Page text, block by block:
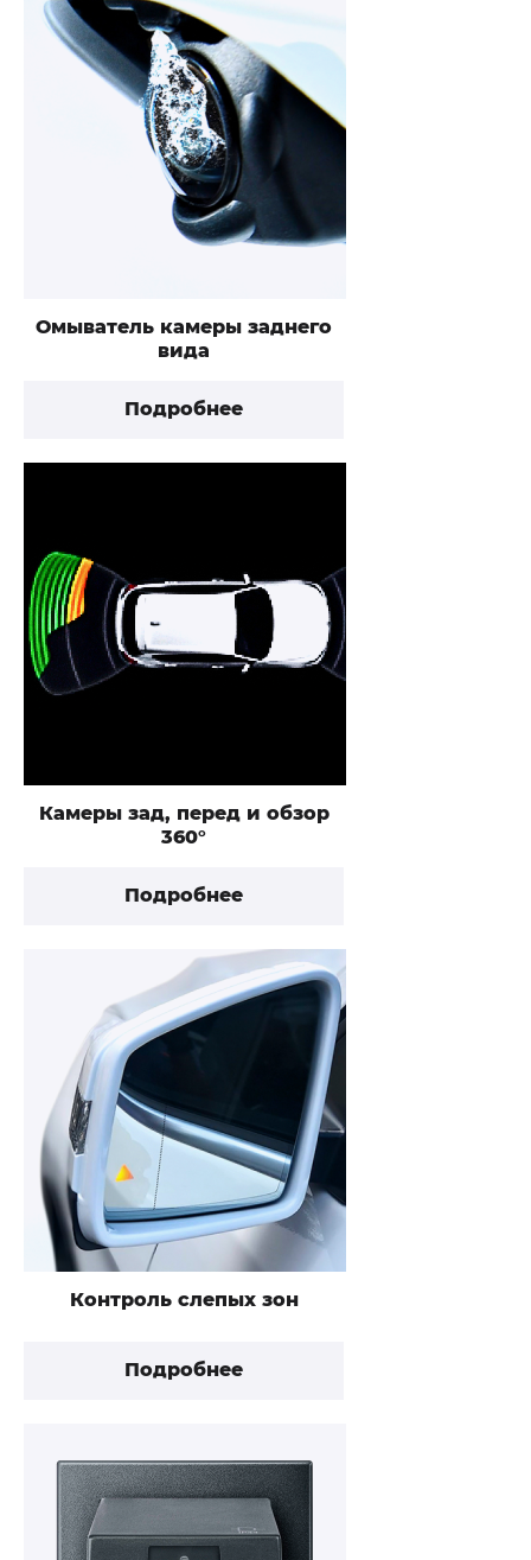
Омыватель камеры заднего
вида
Подробнее
Камеры зад, перед и обзор
360°
Подробнее
Контроль слепых зон
Подробнее